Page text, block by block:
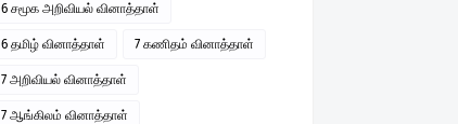
6 சமூக அறிவியல் வினாத்தாள்
6 தமிழ் வினாத்தாள் 7 கணிதம் வினாத்தாள்
7 அறிவியல் வினாத்தாள்
7 ஆங்கிலம் வினாத்தாள்